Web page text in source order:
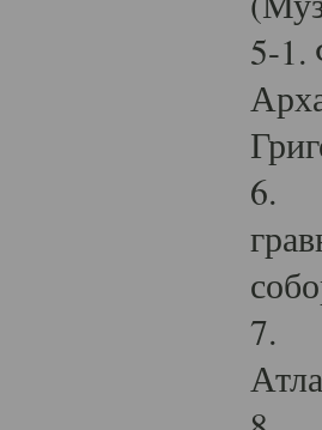
5-1.
6.
7.